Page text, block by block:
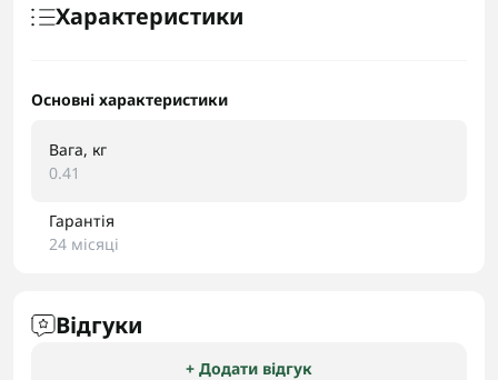
Характеристики
Основні характеристики
Вага, кг
0.41
Гарантія
24 місяці
Відгуки
+ Додати відгук